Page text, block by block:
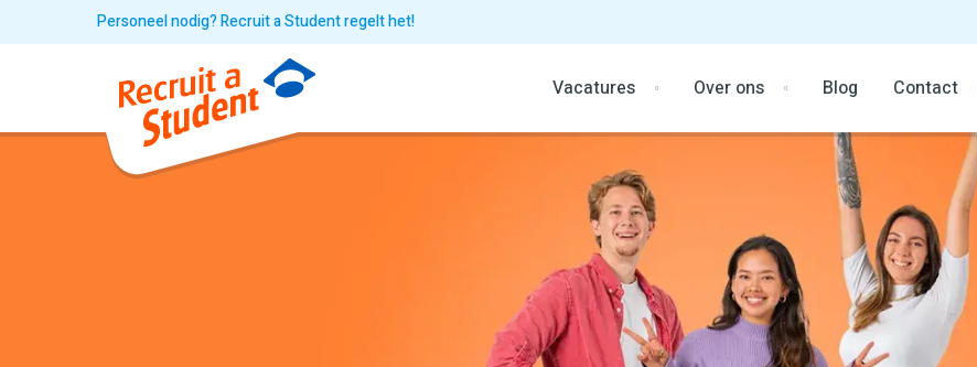
Personeel nodig? Recruit a Student regelt het!
Vacatures Over ons Blog Contact